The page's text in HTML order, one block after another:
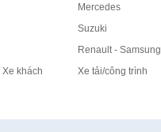
Mercedes
Suzuki
Renault - Samsung
khách
Xe tải/công trình